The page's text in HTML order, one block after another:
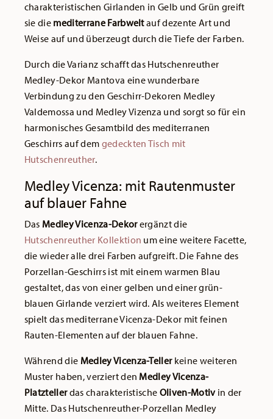
charakteristischen Girlanden in Gelb und Grün greift
sie die mediterrane Farbweltauf dezente Art und
Weise auf und überzeugt durch die Tiefe der Farben.
Durch die Varianz schafft das Hutschenreuther
Medley-Dekor Mantova eine wunderbare
Verbindung zu den Geschirr-Dekoren Medley
Valdemossa und Medley Vizenza und sorgt so für ein
harmonisches Gesamtbild des mediterranen
Geschirrs auf dem gedeckten Tisch mit
Hutschenreuther.
Medley Vicenza: mit Rautenmuster
auf blauer Fahne
Das Medley Vicenza-Dekorergänzt die
Hutschenreuther Kollektion um eine weitere Facette,
die wieder alle drei Farben aufgreift. Die Fahne des
Porzellan-Geschirrs ist mit einem warmen Blau
gestaltet, das von einer gelben und einer grün-
blauen Girlande verziert wird. Als weiteres Element
spielt das mediterrane Vicenza-Dekor mit feinen
Rauten-Elementen auf der blauen Fahne.
Während die Medley Vicenza-Tellerkeine weiteren
Muster haben, verziert den Medley Vicenza-
Platztellerdas charakteristische Oliven-Motiv in der
Mitte. Das Hutschenreuther-Porzellan Medley